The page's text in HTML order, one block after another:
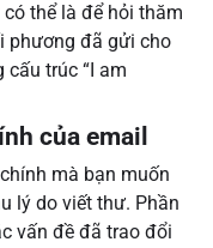
thể là để hỏi thăm
phương đã gửi cho
trúc “I am
của email
mà bạn muốn
lý do viết thư. Phần
vấn đề đã trao đổi